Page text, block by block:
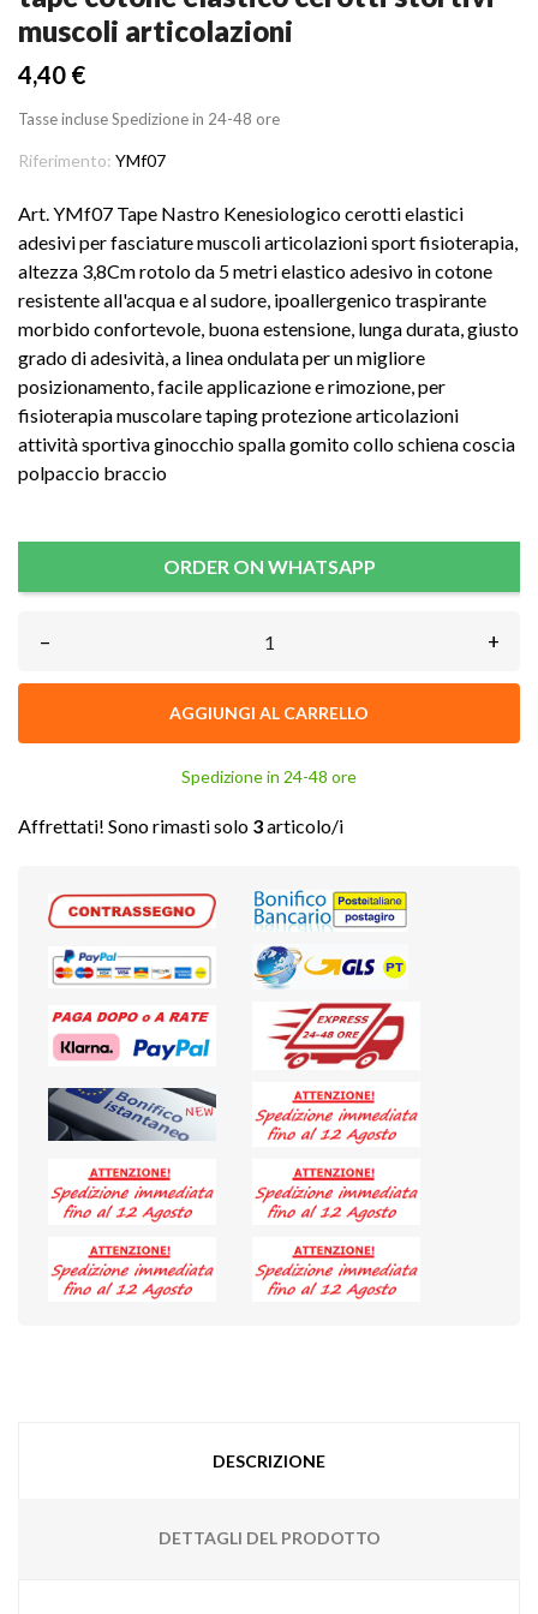
muscoli articolazioni
4,40 €
Tasse incluseSpedizione in 24-48 ore
Riferimento: YMf07
Art. YMf07 Tape Nastro Kenesiologico cerotti elastici
adesivi per fasciature muscoli articolazioni sport fisioterapia,
altezza 3,8Cm rotolo da 5 metri elastico adesivo in cotone
resistente all'acqua e al sudore, ipoallergenico traspirante
morbido confortevole, buona estensione, lunga durata, giusto
grado di adesività, a linea ondulata per un migliore
posizionamento, facile applicazione e rimozione, per
fisioterapia muscolare taping protezione articolazioni
attività sportiva ginocchio spalla gomito collo schiena coscia
polpaccio braccio
ORDER ON WHATSAPP
– +
AGGIUNGI AL CARRELLO
Spedizione in 24-48 ore
Affrettati! Sono rimasti solo 3articolo/i
DESCRIZIONE
DETTAGLI DEL PRODOTTO